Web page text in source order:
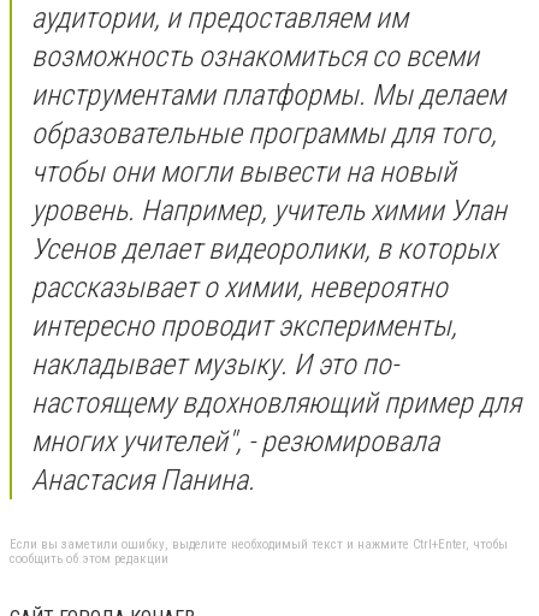
аудитории, и предоставляем им
возможность ознакомиться со всеми
инструментами платформы. Мы делаем
образовательные программы для того,
чтобы они могли вывести на новый
уровень. Например, учитель химии Улан
Усенов делает видеоролики, в которых
рассказывает о химии, невероятно
интересно проводит эксперименты,
накладывает музыку. И это по-
настоящему вдохновляющий пример для
многих учителей", - резюмировала
Анастасия Панина.
Если вы заметили ошибку, выделите необходимый текст и нажмите Ctrl+Enter, чтобы
сообщить об этом редакции